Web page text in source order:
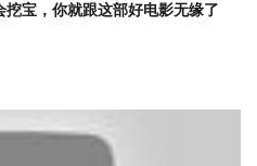
挖宝，你就跟这部好电影无缘了